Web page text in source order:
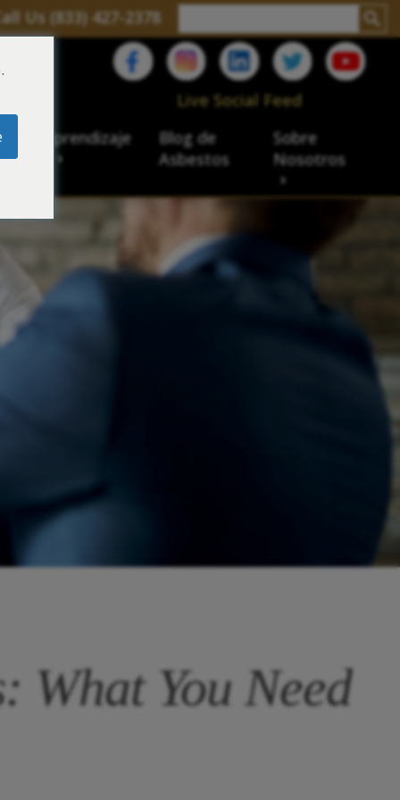
Us (833) 427-2378
Live Social Feed
de veteranos
laboral
de aprendizaje
Blog de
Asbestos
Sobre
Nosotros
What You Need